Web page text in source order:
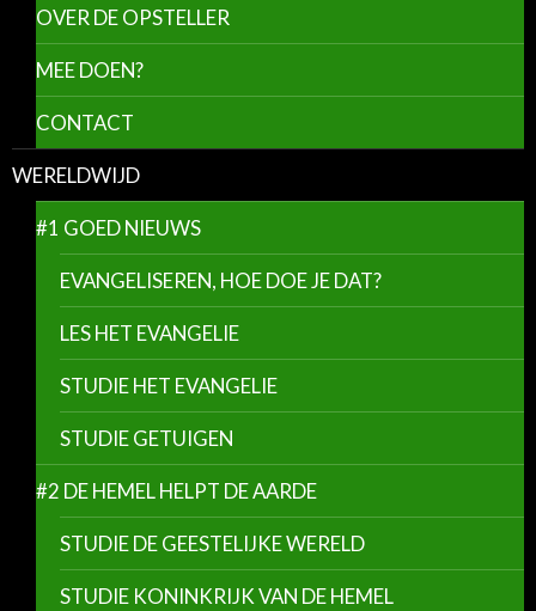
OVER DE OPSTELLER
MEE DOEN?
CONTACT
WERELDWIJD
#1 GOED NIEUWS
EVANGELISEREN, HOE DOE JE DAT?
LES HET EVANGELIE
STUDIE HET EVANGELIE
STUDIE GETUIGEN
#2 DE HEMEL HELPT DE AARDE
STUDIE DE GEESTELIJKE WERELD
STUDIE KONINKRIJK VAN DE HEMEL